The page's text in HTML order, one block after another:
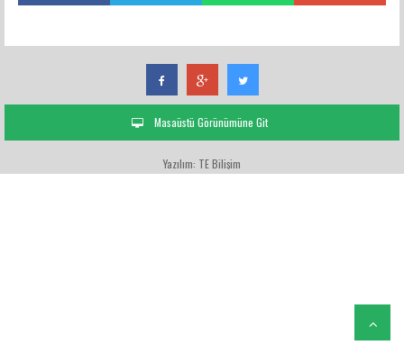
Masaüstü Görünümüne Git
Yazılım: TE Bilişim